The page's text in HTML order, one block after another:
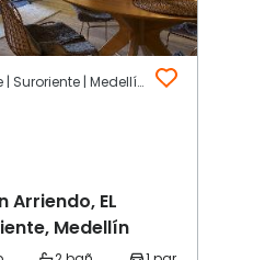
EL POBLADO Nororiente | Suroriente | Medellín
EL
Medellín